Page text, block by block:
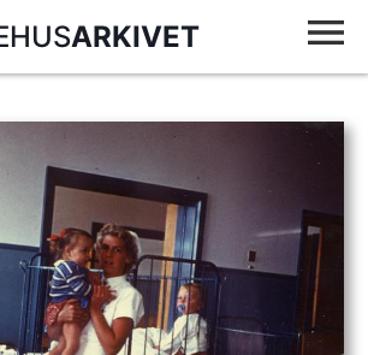
ARKIVET